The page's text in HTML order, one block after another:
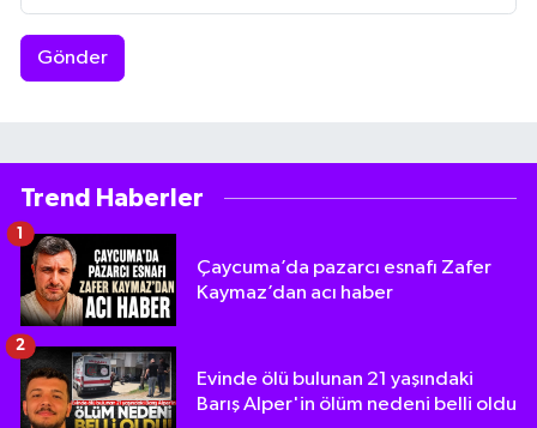
Gönder
Trend Haberler
Çaycuma’da pazarcı esnafı Zafer
Kaymaz’dan acı haber
1
Evinde ölü bulunan 21 yaşındaki
Barış Alper'in ölüm nedeni belli oldu
2